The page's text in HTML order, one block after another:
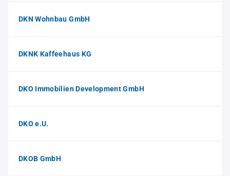
DKN Wohnbau GmbH
DKNK Kaffeehaus KG
DKO Immobilien Development GmbH
DKO e.U.
DKOB GmbH